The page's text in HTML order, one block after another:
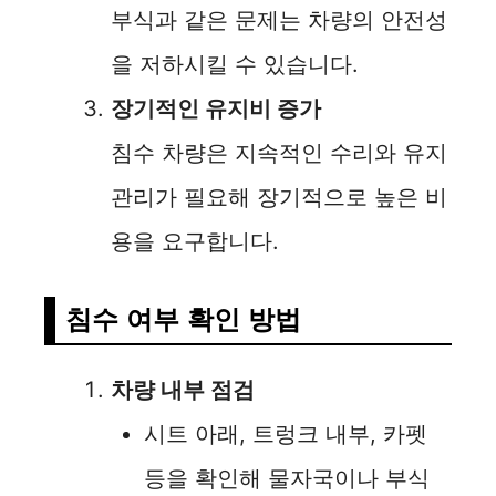
부식과 같은 문제는 차량의 안전성
을 저하시킬 수 있습니다.
장기적인 유지비 증가
침수 차량은 지속적인 수리와 유지
관리가 필요해 장기적으로 높은 비
용을 요구합니다.
침수 여부 확인 방법
차량 내부 점검
시트 아래, 트렁크 내부, 카펫
등을 확인해 물자국이나 부식